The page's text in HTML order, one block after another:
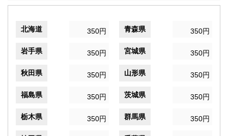
北海道 350円 青森県 350円
岩手県 350円 宮城県 350円
秋田県 350円 山形県 350円
福島県 350円 茨城県 350円
栃木県 350円 群馬県 350円